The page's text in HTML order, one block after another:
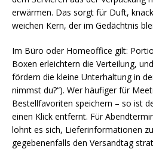
erwärmen. Das sorgt für Duft,
weichen Kern, der im Gedächtnis
Im Büro oder Homeoffice gilt:
Boxen erleichtern die Verteilung,
fördern die kleine Unterhaltung in
nimmst du?“). Wer häufiger für
Bestellfavoriten speichern – so ist
einen Klick entfernt. Für
lohnt es sich, Lieferinformationen
gegebenenfalls den Versandtag